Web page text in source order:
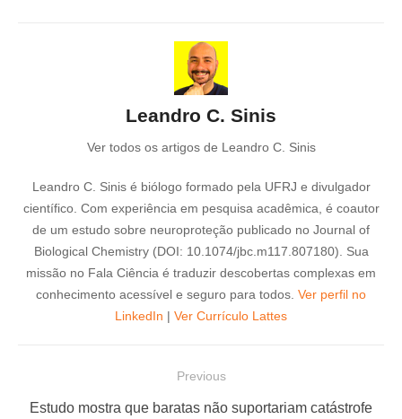
Leandro C. Sinis
Ver todos os artigos de Leandro C. Sinis
Leandro C. Sinis é biólogo formado pela UFRJ e divulgador
científico. Com experiência em pesquisa acadêmica, é coautor
de um estudo sobre neuroproteção publicado no Journal of
Biological Chemistry (DOI: 10.1074/jbc.m117.807180). Sua
missão no Fala Ciência é traduzir descobertas complexas em
conhecimento acessível e seguro para todos. Ver perfil no
LinkedIn | Ver Currículo Lattes
Previous
PEstudo mostra que baratas não suportariam catástrofe